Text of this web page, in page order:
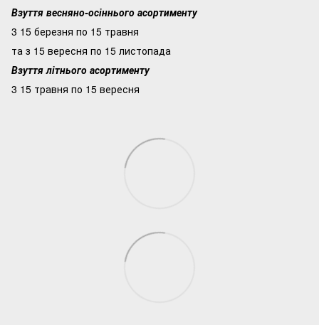
Взуття весняно-осіннього асортименту
3 15 березня по 15 травня
та з 15 вересня по 15 листопада
Взуття літнього асортименту
3 15 травня по 15 вересня